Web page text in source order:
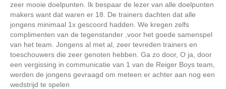
zeer mooie doelpunten. Ik bespaar de lezer van alle doelpunten
makers want dat waren er 18. De trainers dachten dat alle
jongens minimaal 1x gescoord hadden. We kregen zelfs
complimenten van de tegenstander ,voor het goede samenspel
van het team. Jongens al met al, zeer tevreden trainers en
toeschouwers die zeer genoten hebben. Ga zo door, O ja, door
een vergissing in communicatie van 1 van de Reiger Boys team,
werden de jongens gevraagd om meteen er achter aan nog een
wedstrijd te spelen